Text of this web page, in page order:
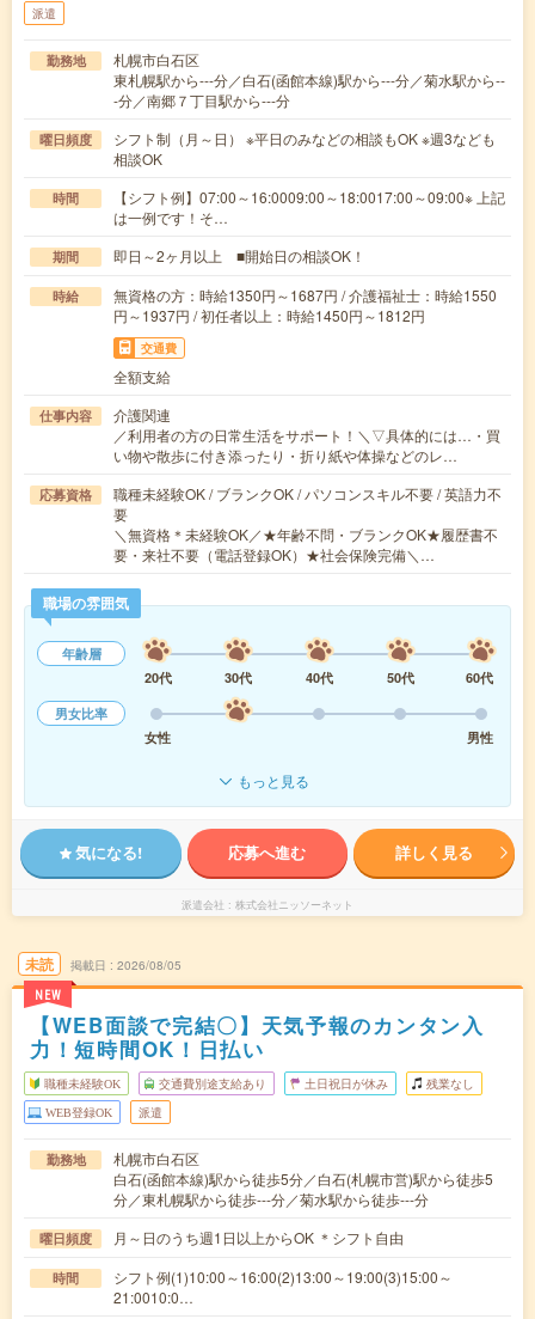
派遣
勤務地
札幌市白石区
東札幌駅から---分／白石(函館本線)駅から---分／菊水駅から--
-分／南郷７丁目駅から---分
曜日頻度
シフト制（月～日） ※平日のみなどの相談もOK ※週3なども
相談OK
時間
【シフト例】07:00～16:0009:00～18:0017:00～09:00※ 上記
は一例です！そ…
期間 即日～2ヶ月以上 ■開始日の相談OK！
時給
無資格の方：時給1350円～1687円 / 介護福祉士：時給1550
円～1937円 / 初任者以上：時給1450円～1812円
交通費
全額支給
仕事内容
介護関連
／利用者の方の日常生活をサポート！＼▽具体的には…・買
い物や散歩に付き添ったり・折り紙や体操などのレ…
応募資格
職種未経験OK / ブランクOK / パソコンスキル不要 / 英語力不
要
＼無資格＊未経験OK／★年齢不問・ブランクOK★履歴書不
要・来社不要（電話登録OK）★社会保険完備＼…
職場の雰囲気
年齢層
20代
30代 40代 50代
60代
男女比率
女性
男性
もっと見る
気になる! 応募へ進む 詳しく見る
派遣会社 株式会社ニッソーネット
未読
NEW
掲載日 2026/08/05
【WEB面談で完結〇】天気予報のカンタン入
力！短時間OK！日払い
職種未経験OK 交通費別途支給あり 土日祝日が休み 残業なし
WEB登録OK 派遣
勤務地
札幌市白石区
白石(函館本線)駅から徒歩5分／白石(札幌市営)駅から徒歩5
分／東札幌駅から徒歩---分／菊水駅から徒歩---分
曜日頻度 月～日のうち週1日以上からOK ＊シフト自由
時間
シフト例(1)10:00～16:00(2)13:00～19:00(3)15:00～
21:0010:0…